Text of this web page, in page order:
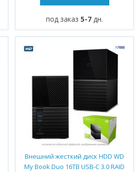
под заказ5-7 дн.
Внешний жесткий диск HDD WD
My Book Duo 16TB USB-C 3.0 RAID